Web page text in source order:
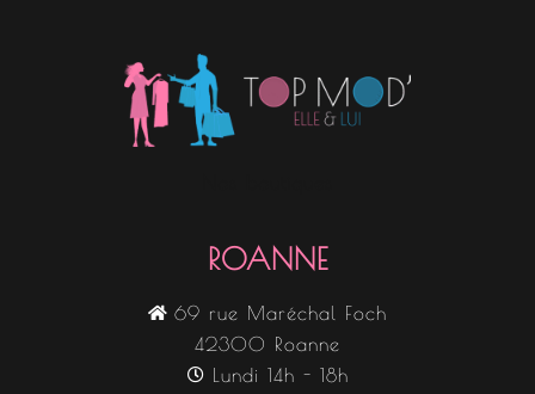
ROANNE
69 rue Maréchal Foch
42300 Roanne
Lundi 14h - 18h